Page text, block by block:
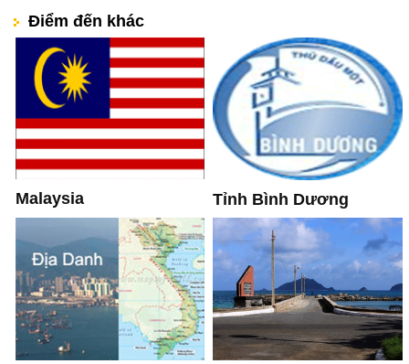
Điểm đến khác
Malaysia Tỉnh Bình Dương